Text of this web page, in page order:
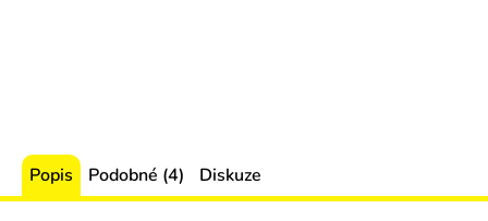
Popis Podobné (4) Diskuze